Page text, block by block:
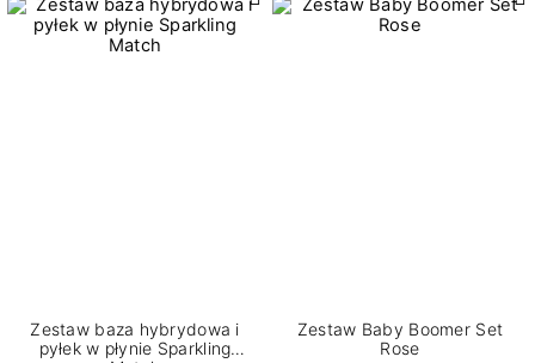
Zestaw baza hybrydowa i
pyłek w płynie Sparkling
Zestaw Baby Boomer Set
Rose